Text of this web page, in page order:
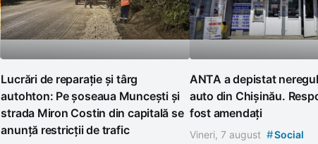
Lucrări de reparație și târg
autohton: Pe șoseaua Muncești și
strada Miron Costin din capitală se
anunță restricții de trafic
ANTA a depistat
auto din Chișinău.
fost amendați
Vineri, 7 august #Social